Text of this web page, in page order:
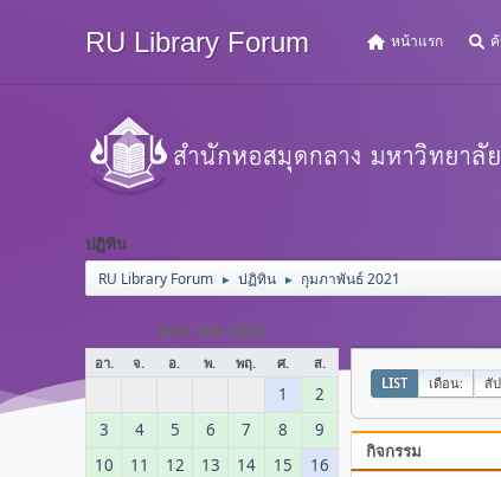
RU Library Forum หน้าแรก
ปฏิทิน
RU Library Forum ► ปฏิทิน ► กุมภาพันธ์ 2021
มกราคม 2021
อา. จ. อ. พ. พฤ. ศ. ส.
1
2
3
4 5 6 7 8
9
10
11 12 13 14 15
16
LIST เดือน: สั
กิจกรรม